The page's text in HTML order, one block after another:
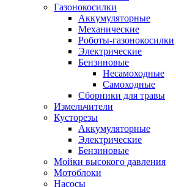
Газонокосилки
Аккумуляторные
Механические
Роботы-газонокосилки
Электрические
Бензиновые
Несамоходные
Самоходные
Сборники для травы
Измельчители
Кусторезы
Аккумуляторные
Электрические
Бензиновые
Мойки высокого давления
Мотоблоки
Насосы